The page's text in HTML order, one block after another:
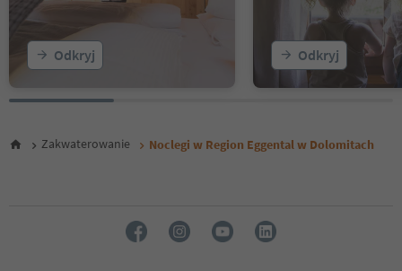
Odkryj Odkryj
Zakwaterowanie Noclegi w Region Eggental w Dolomitach